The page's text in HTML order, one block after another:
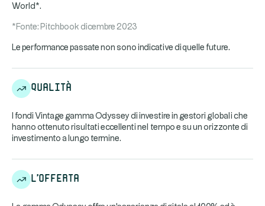
World*.
*Fonte: Pitchbook dicembre 2023
Le performance passate non sono indicative di quelle future.
Qualità
I fondi Vintage gamma Odyssey di investire in gestori globali che
hanno ottenuto risultati eccellenti nel tempo e su un orizzonte di
investimento a lungo termine.
L'offerta